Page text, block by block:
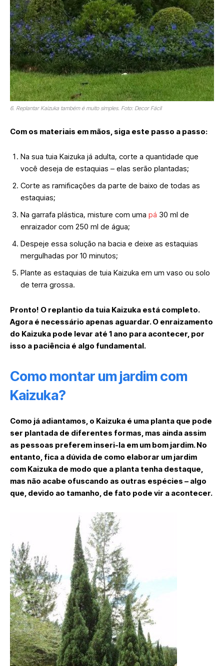
6. Replantar Kaizuka também é muito simples. Foto: Decor Fácil
Com os materiais em mãos, siga este passo a passo:
Na sua tuia Kaizuka já adulta, corte a quantidade que
você deseja de estaquias – elas serão plantadas;
Corte as ramificações da parte de baixo de todas as
estaquias;
Na garrafa plástica, misture com uma pá 30 ml de
enraizador com 250 ml de água;
Despeje essa solução na bacia e deixe as estaquias
mergulhadas por 10 minutos;
Plante as estaquias de tuia Kaizuka em um vaso ou solo
de terra grossa.
Pronto! O replantio da tuia Kaizuka está completo.
Agora é necessário apenas aguardar. O enraizamento
do Kaizuka pode levar até 1 ano para acontecer, por
isso a paciência é algo fundamental.
Como montar um jardim com
Kaizuka?
Como já adiantamos, o Kaizuka é uma planta que pode
ser plantada de diferentes formas, mas ainda assim
as pessoas preferem inseri-la em um bom jardim. No
entanto, fica a dúvida de como elaborar um jardim
com Kaizuka de modo que a planta tenha destaque,
mas não acabe ofuscando as outras espécies – algo
que, devido ao tamanho, de fato pode vir a acontecer.